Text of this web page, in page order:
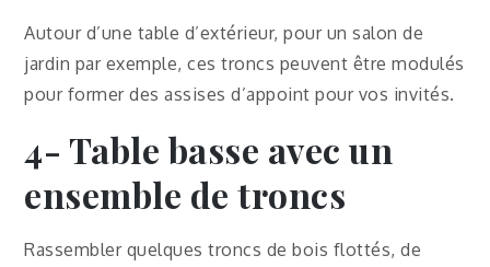
Autour d’une table d’extérieur, pour un salon de
jardin par exemple, ces troncs peuvent être modulés
pour former des assises d’appoint pour vos invités.
4- Table basse avec un
ensemble de troncs
Rassembler quelques troncs de bois flottés, de